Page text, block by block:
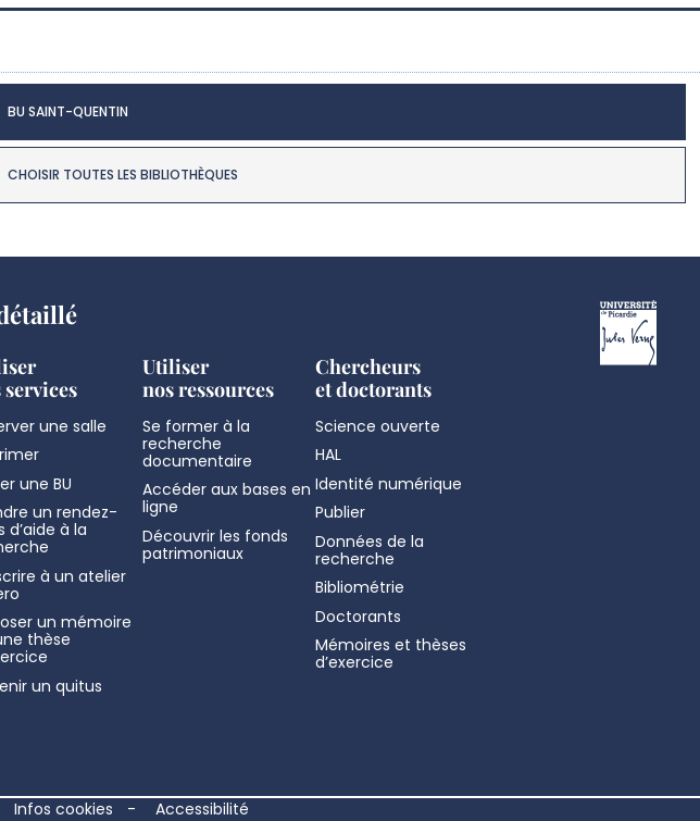
BU SAINT-QUENTIN
CHOISIR TOUTES LES BIBLIOTHÈQUES
services
une salle
une BU
un rendez-
d’aide à la
à un atelier
un mémoire
thèse
un quitus
Utiliser
nos ressources
Se former à la
recherche
documentaire
Accéder aux bases en
ligne
Découvrir les fonds
patrimoniaux
Chercheurs
et doctorants
Science ouverte
HAL
Identité numérique
Publier
Données de la
recherche
Bibliométrie
Doctorants
Mémoires et thèses
d’exercice
Infos cookies Accessibilité